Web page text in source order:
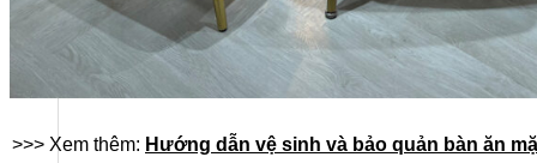
>>> Xem thêm: Hướng dẫn vệ sinh và bảo quản bàn ăn